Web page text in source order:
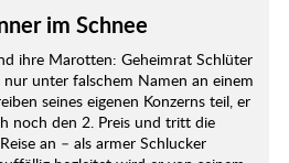
im Schnee
ihre Marotten: Geheimrat Schlüter
unter falschem Namen an einem
seines eigenen Konzerns teil, er
noch den 2. Preis und tritt die
an – als armer Schlucker